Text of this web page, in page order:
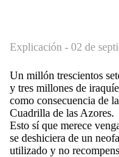
Explicación - 02 de
Un millón trescientos
y tres millones de
como consecuencia de
Cuadrilla de las Azores.
Esto sí que merece
se deshiciera de un
utilizado y no